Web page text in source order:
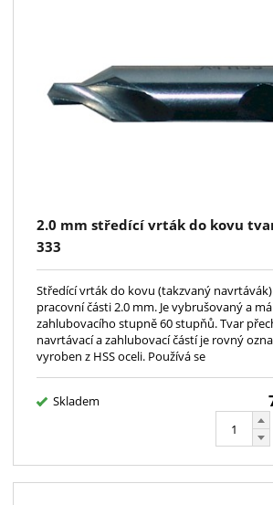
2.0 mm středící vrták do kovu tvar
333
Středící vrták do kovu (takzvaný
pracovní části 2.0 mm. Je vybrušovaný a
zahlubovacího stupně 60 stupňů. Tvar
navrtávací a zahlubovací částí je rovný
vyroben z HSS oceli. Používá se
Skladem